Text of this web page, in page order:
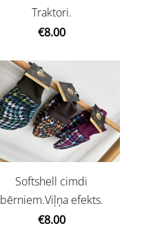
Traktori.
€8.00
Softshell cimdi
bērniem.Viļņa efekts.
€8.00